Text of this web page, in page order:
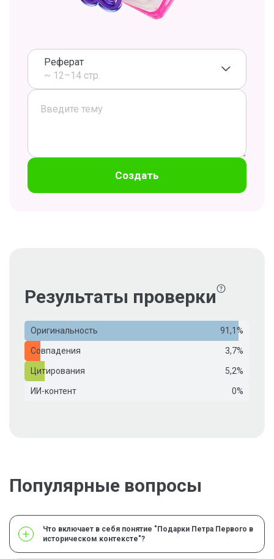
Реферат
~ 12–14 стр.
Создать
Результаты проверки
Оригинальность 91,1%
Совпадения 3,7%
Цитирования 5,2%
ИИ-контент 0%
Популярные вопросы
Что включает в себя понятие "Подарки Петра Первого в
историческом контексте"?